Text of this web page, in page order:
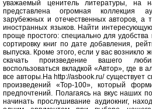
уважаемый ценитель литературы, на
представлена огромная коллекция
зарубежных и отечественных авторов, а
иностранных языков. Найти
проще простого: специально для
сортировку книг по дате добавления,
выпуска. Кроме этого, если у вас
скачать произведение вашего
воспользоваться вкладкой «Автор», где
все авторы.На http://asbook.ru/ существует
произведений «Top-100», который
предпочтений. Полагаясь на вкус наших
начинать прослушивание аудиокниг,